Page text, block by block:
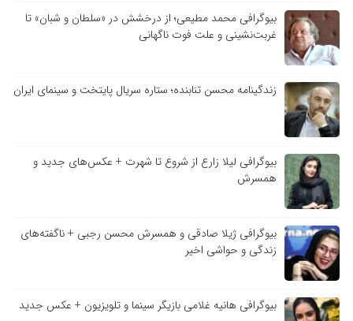
بیوگرافی محمد مطیعی؛ از درخشش در «سلطان و شبان» تا
غربت‌نشینی و علت فوت ناگهانی
زندگینامه محسن تنابنده؛ ستاره سریال پایتخت و سینمای ایران
بیوگرافی لیلا زارع از شروع تا شهرت + عکس‌های جدید و
همسرش
بیوگرافی ژیلا صادقی و همسرش محسن رجبی + ناگفته‌های
زندگی و حواشی اخیر
بیوگرافی هانیه غلامی بازیگر سینما و تلویزیون + عکس جدید